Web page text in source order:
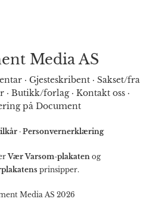
Media AS
· Gjesteskribent · Sakset/fra
· Butikk/forlag· Kontakt oss·
på Document
· Personvernerklæring
Vær Varsom-plakaten og
prinsipper.
Media AS 2026